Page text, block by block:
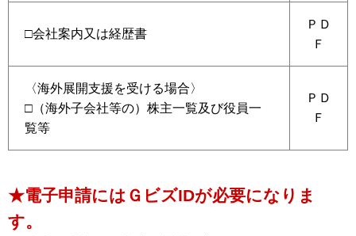
□会社案内又は経歴書
ＰＤ
Ｆ
〈海外展開支援を受ける場合〉
□（海外子会社等の）株主一覧及び役員一
覧等
ＰＤ
Ｆ
★電子申請にはＧビズIDが必要になりま
す。